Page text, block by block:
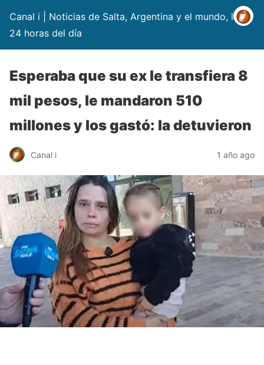
Canal i | Noticias de Salta, Argentina y el mundo, las
24 horas del día
Esperaba que su ex le transfiera 8
mil pesos, le mandaron 510
millones y los gastó: la detuvieron
Canal i 1 año ago